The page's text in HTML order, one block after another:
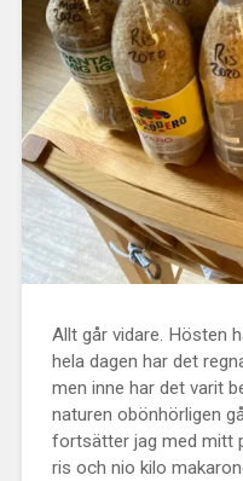
Allt går vidare. Hösten
hela dagen har det
men inne har det varit
naturen obönhörligen
fortsätter jag med mitt
ris och nio kilo